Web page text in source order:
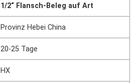
1/2“ Flansch-Beleg auf Art
Provinz Hebei China
20-25 Tage
HX